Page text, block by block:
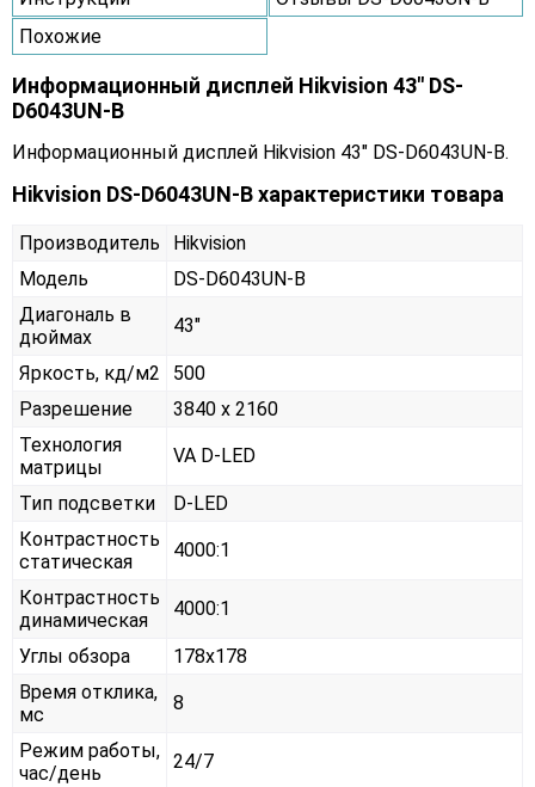
Похожие
Информационный дисплей Hikvision 43" DS-
D6043UN-B
Информационный дисплей Hikvision 43" DS-D6043UN-B.
Hikvision DS-D6043UN-B характеристики товара
Производитель
Hikvision
Модель
DS-D6043UN-B
Диагональ в
дюймах
43"
Яркость, кд/м2
500
Разрешение
3840 x 2160
Технология
матрицы
VA D-LED
Тип подсветки
D-LED
Контрастность
статическая
4000:1
Контрастность
динамическая
4000:1
Углы обзора
178x178
Время отклика,
мс
8
Режим работы,
час/день
24/7